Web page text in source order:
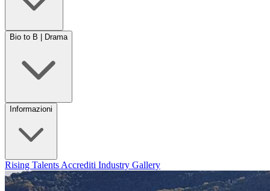
Bio to B | Drama
Informazioni
Rising Talents Accrediti Industry Gallery